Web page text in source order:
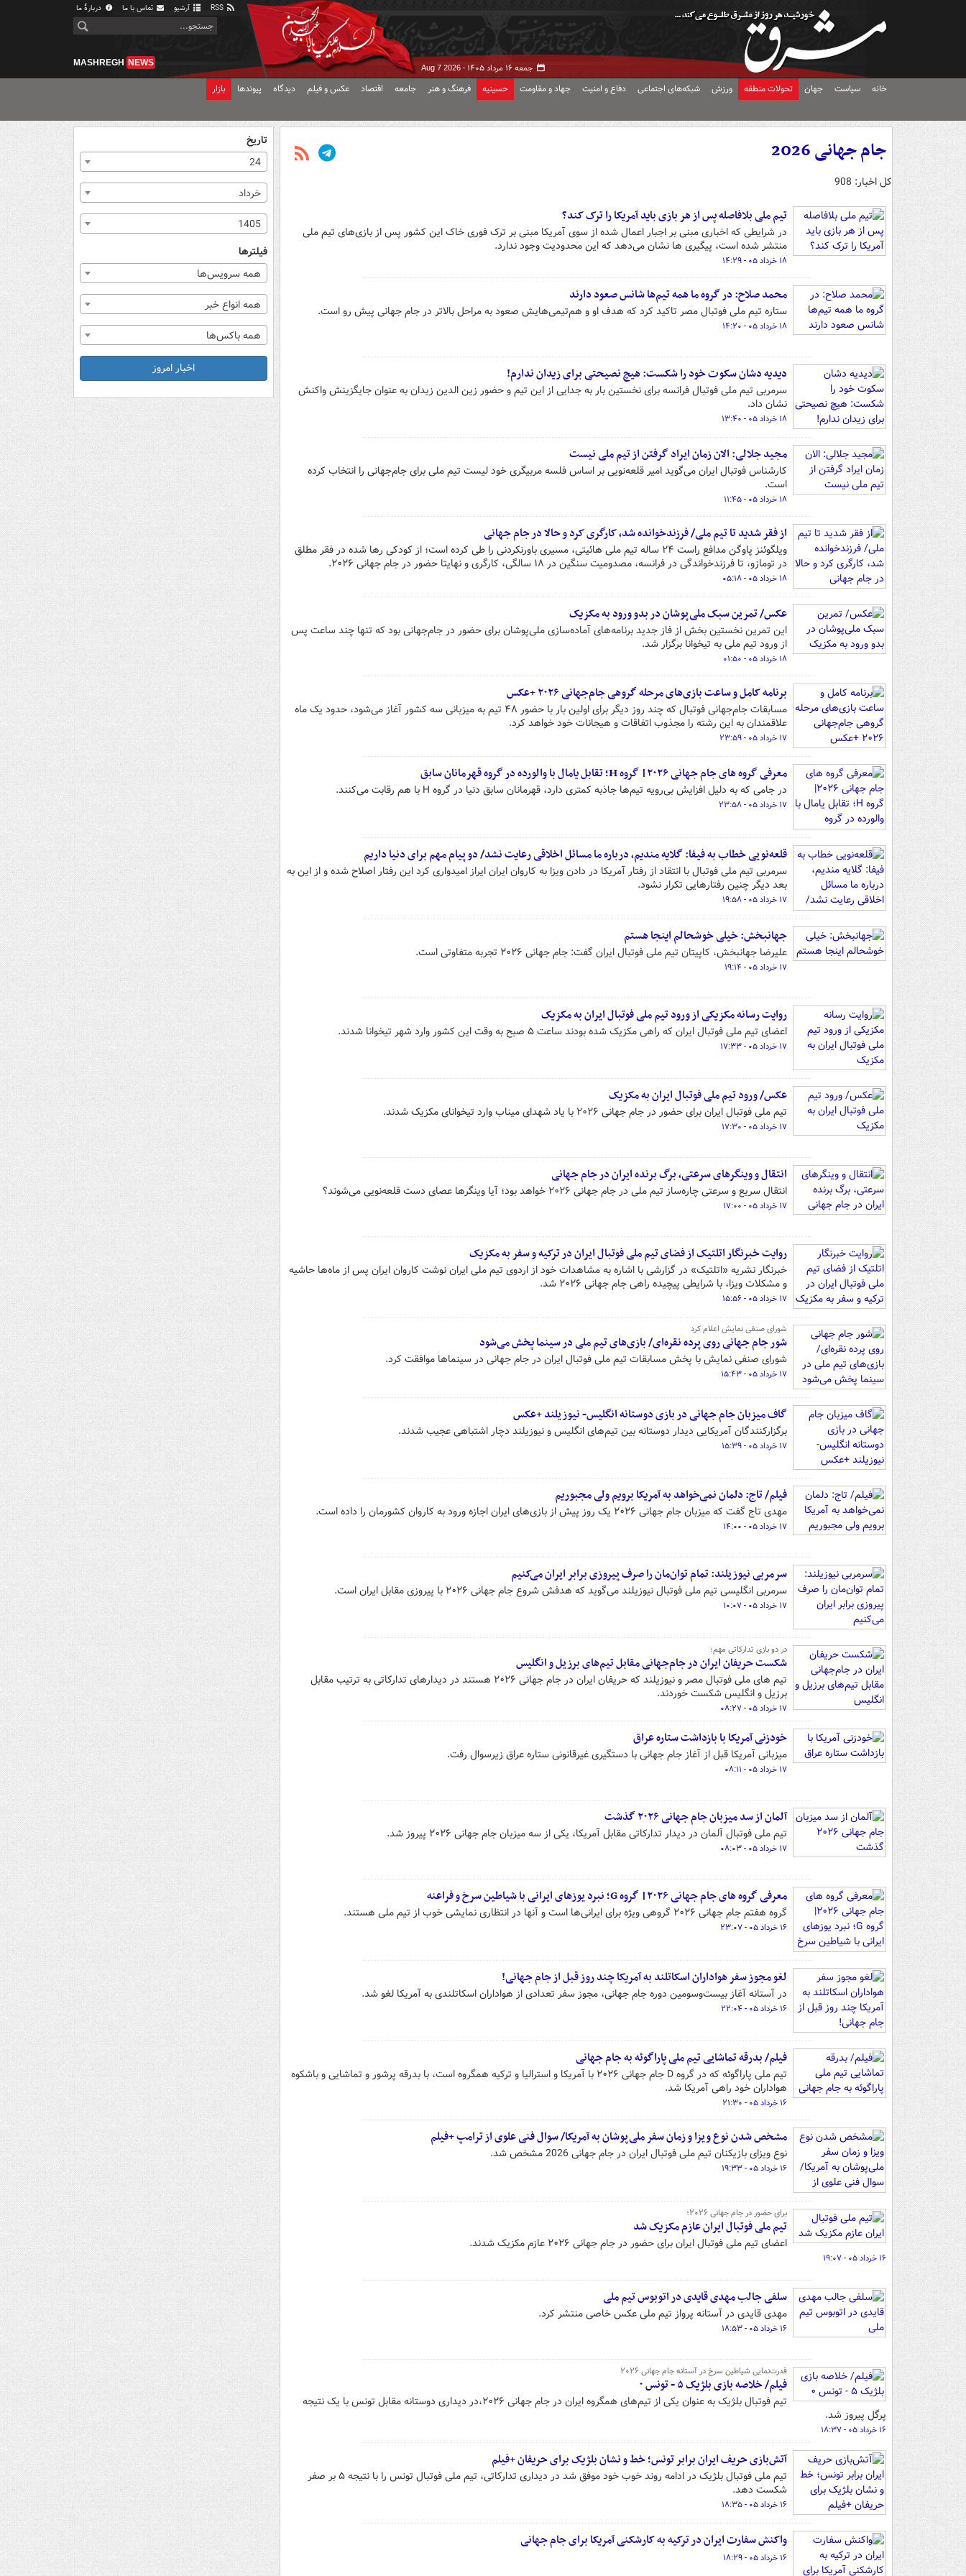
آرشیو تماس با ما دربارهٔ ما
جمعه ۱۶ مرداد ۱۴۰۵ - Aug 7 2026
MASHREGH NEWS
خانه سیاست جهان تحولات منطقه ورزش شبکه‌های اجتماعی دفاع و امنیت جهاد و مقاومت حسینیه فرهنگ و هنر جامعه اقتصاد عکس و فیلم دیدگاه پیوندها بازار
جام جهانی 2026
کل اخبار: 908
تیم ملی بلافاصله پس از هر بازی باید آمریکا را ترک کند؟
در شرایطی که اخباری مبنی بر اجبار اعمال شده از سوی آمریکا مبنی بر ترک فوری خاک این کشور پس از بازی‌های تیم ملی
منتشر شده است، پیگیری ها نشان می‌دهد که این محدودیت وجود ندارد.
۱۸ خرداد ۰۵ - ۱۴:۲۹
محمد صلاح: در گروه ما همه تیم‌ها شانس صعود دارند
ستاره تیم ملی فوتبال مصر تاکید کرد که هدف او و هم‌تیمی‌هایش صعود به مراحل بالاتر در جام جهانی پیش رو است.
۱۸ خرداد ۰۵ - ۱۴:۲۰
دیدیه دشان سکوت خود را شکست: هیچ نصیحتی برای زیدان ندارم!
سرمربی تیم ملی فوتبال فرانسه برای نخستین بار به جدایی از این تیم و حضور زین الدین زیدان به عنوان جایگزینش واکنش
نشان داد.
۱۸ خرداد ۰۵ - ۱۳:۴۰
مجید جلالی: الان زمان ایراد گرفتن از تیم ملی نیست
کارشناس فوتبال ایران می‌گوید امیر قلعه‌نویی بر اساس فلسه مربیگری خود لیست تیم ملی برای جام‌جهانی را انتخاب کرده
است.
۱۸ خرداد ۰۵ - ۱۱:۴۵
از فقر شدید تا تیم ملی/ فرزندخوانده شد، کارگری کرد و حالا در جام جهانی
ویلگوئنز پاوگن مدافع راست ۲۴ ساله تیم ملی هائیتی، مسیری باورنکردنی را طی کرده است؛ از کودکی رها شده در فقر مطلق
در تومازو، تا فرزندخواندگی در فرانسه، مصدومیت سنگین در ۱۸ سالگی، کارگری و نهایتا حضور در جام جهانی ۲۰۲۶.
۱۸ خرداد ۰۵ - ۰۵:۱۸
عکس/ تمرین سبک ملی‌پوشان در بدو ورود به مکزیک
این تمرین نخستین بخش از فاز جدید برنامه‌های آماده‌سازی ملی‌پوشان برای حضور در جام‌جهانی بود که تنها چند ساعت پس
از ورود تیم ملی به تیخوانا برگزار شد.
۱۸ خرداد ۰۵ - ۰۱:۵۰
برنامه کامل و ساعت بازی‌های مرحله گروهی جام‌جهانی ۲۰۲۶ +عکس
مسابقات جام‌جهانی فوتبال که چند روز دیگر برای اولین بار با حضور ۴۸ تیم به میزبانی سه کشور آغاز می‌شود، حدود یک ماه
علاقمندان به این رشته را مجذوب اتفاقات و هیجانات خود خواهد کرد.
۱۷ خرداد ۰۵ - ۲۳:۵۹
معرفی گروه های جام جهانی ۲۰۲۶| گروه H؛ تقابل یامال با والورده در گروه قهرمانان سابق
در جامی که به دلیل افزایش بی‌رویه تیم‌ها جاذبه کمتری دارد، قهرمانان سابق دنیا در گروه H با هم رقابت می‌کنند.
۱۷ خرداد ۰۵ - ۲۳:۵۸
قلعه‌نویی خطاب به فیفا: گلایه مندیم، درباره ما مسائل اخلاقی رعایت نشد/ دو پیام مهم برای دنیا داریم
سرمربی تیم ملی فوتبال با انتقاد از رفتار آمریکا در دادن ویزا به کاروان ایران ایراز امیدواری کرد این رفتار اصلاح شده و از این به
بعد دیگر چنین رفتارهایی تکرار نشود.
۱۷ خرداد ۰۵ - ۱۹:۵۸
جهانبخش: خیلی خوشحالم اینجا هستم
علیرضا جهانبخش، کاپیتان تیم ملی فوتبال ایران گفت: جام جهانی ۲۰۲۶ تجربه متفاوتی است.
۱۷ خرداد ۰۵ - ۱۹:۱۴
روایت رسانه مکزیکی از ورود تیم ملی فوتبال ایران به مکزیک
اعضای تیم ملی فوتبال ایران که راهی مکزیک شده بودند ساعت ۵ صبح به وقت این کشور وارد شهر تیخوانا شدند.
۱۷ خرداد ۰۵ - ۱۷:۳۳
عکس/ ورود تیم ملی فوتبال ایران به مکزیک
تیم ملی فوتبال ایران برای حضور در جام جهانی ۲۰۲۶ با یاد شهدای میناب وارد تیخوانای مکزیک شدند.
۱۷ خرداد ۰۵ - ۱۷:۳۰
انتقال و وینگرهای سرعتی، برگ برنده ایران در جام جهانی
انتقال سریع و سرعتی چاره‌ساز تیم ملی در جام جهانی ۲۰۲۶ خواهد بود؛ آیا وینگرها عصای دست قلعه‌نویی می‌شوند؟
۱۷ خرداد ۰۵ - ۱۷:۰۰
روایت خبرنگار اتلتیک از فضای تیم ملی فوتبال ایران در ترکیه و سفر به مکزیک
خبرنگار نشریه «اتلتیک» در گزارشی با اشاره به مشاهدات خود از اردوی تیم ملی ایران نوشت کاروان ایران پس از ماه‌ها حاشیه
و مشکلات ویزا، با شرایطی پیچیده راهی جام جهانی ۲۰۲۶ شد.
۱۷ خرداد ۰۵ - ۱۵:۵۶
شورای صنفی نمایش اعلام کرد
شور جام جهانی روی پرده نقره‌ای/ بازی‌های تیم ملی در سینما پخش می‌شود
شورای صنفی نمایش با پخش مسابقات تیم ملی فوتبال ایران در جام جهانی در سینماها موافقت کرد.
۱۷ خرداد ۰۵ - ۱۵:۴۳
گاف میزبان جام جهانی در بازی دوستانه انگلیس- نیوزیلند +عکس
برگزارکنندگان آمریکایی دیدار دوستانه بین تیم‌های انگلیس و نیوزیلند دچار اشتباهی عجیب شدند.
۱۷ خرداد ۰۵ - ۱۵:۳۹
فیلم/ تاج: دلمان نمی‌خواهد به آمریکا برویم ولی مجبوریم
مهدی تاج گفت که میزبان جام جهانی ۲۰۲۶ یک روز پیش از بازی‌های ایران اجازه ورود به کاروان کشورمان را داده است.
۱۷ خرداد ۰۵ - ۱۴:۰۰
سرمربی نیوزیلند: تمام توان‌مان را صرف پیروزی برابر ایران می‌کنیم
سرمربی انگلیسی تیم ملی فوتبال نیوزیلند می‌گوید که هدفش شروع جام جهانی ۲۰۲۶ با پیروزی مقابل ایران است.
۱۷ خرداد ۰۵ - ۱۰:۰۷
در دو بازی تدارکاتی مهم؛
شکست حریفان ایران در جام‌جهانی مقابل تیم‌های برزیل و انگلیس
تیم های ملی فوتبال مصر و نیوزیلند که حریفان ایران در جام جهانی ۲۰۲۶ هستند در دیدارهای تدارکاتی به ترتیب مقابل
برزیل و انگلیس شکست خوردند.
۱۷ خرداد ۰۵ - ۰۸:۲۷
خودزنی آمریکا با بازداشت ستاره عراق
میزبانی آمریکا قبل از آغاز جام جهانی با دستگیری غیرقانونی ستاره عراق زیرسوال رفت.
۱۷ خرداد ۰۵ - ۰۸:۱۱
آلمان از سد میزبان جام جهانی ۲۰۲۶ گذشت
تیم ملی فوتبال آلمان در دیدار تدارکاتی مقابل آمریکا، یکی از سه میزبان جام جهانی ۲۰۲۶ پیروز شد.
۱۷ خرداد ۰۵ - ۰۸:۰۳
معرفی گروه های جام جهانی ۲۰۲۶| گروه G؛ نبرد یوزهای ایرانی با شیاطین سرخ و فراعنه
گروه هفتم جام جهانی ۲۰۲۶ گروهی ویژه برای ایرانی‌ها است و آنها در انتظاری نمایشی خوب از تیم ملی هستند.
۱۶ خرداد ۰۵ - ۲۳:۰۷
لغو مجوز سفر هواداران اسکاتلند به آمریکا چند روز قبل از جام جهانی!
در آستانه آغاز بیست‌وسومین دوره جام جهانی، مجوز سفر تعدادی از هواداران اسکاتلندی به آمریکا لغو شد.
۱۶ خرداد ۰۵ - ۲۲:۰۴
فیلم/ بدرقه تماشایی تیم ملی پاراگوئه به جام جهانی
تیم ملی پاراگوئه که در گروه D جام جهانی ۲۰۲۶ با آمریکا و استرالیا و ترکیه همگروه است، با بدرقه پرشور و تماشایی و باشکوه
هواداران خود راهی آمریکا شد.
۱۶ خرداد ۰۵ - ۲۱:۳۰
مشخص شدن نوع ویزا و زمان سفر ملی‌پوشان به آمریکا/ سوال فنی علوی از ترامپ +فیلم
نوع ویزای بازیکنان تیم ملی فوتبال ایران در جام جهانی 2026 مشخص شد.
۱۶ خرداد ۰۵ - ۱۹:۳۳
برای حضور در جام جهانی ۲۰۲۶؛
تیم ملی فوتبال ایران عازم مکزیک شد
اعضای تیم ملی فوتبال ایران برای حضور در جام جهانی ۲۰۲۶ عازم مکزیک شدند.
۱۶ خرداد ۰۵ - ۱۹:۰۷
سلفی جالب مهدی قایدی در اتوبوس تیم ملی
مهدی قایدی در آستانه پرواز تیم ملی عکس خاصی منتشر کرد.
۱۶ خرداد ۰۵ - ۱۸:۵۳
قدرت‌نمایی شیاطین سرخ در آستانه جام جهانی ۲۰۲۶
فیلم/ خلاصه بازی بلژیک ۵ - تونس ۰
تیم فوتبال بلژیک به عنوان یکی از تیم‌های همگروه ایران در جام جهانی ۲۰۲۶،در دیداری دوستانه مقابل تونس با یک نتیجه
پرگل پیروز شد.
۱۶ خرداد ۰۵ - ۱۸:۳۷
آتش‌بازی حریف ایران برابر تونس؛ خط‌ و نشان بلژیک برای حریفان +فیلم
تیم ملی فوتبال بلژیک در ادامه روند خوب خود موفق شد در دیداری تدارکاتی، تیم ملی فوتبال تونس را با نتیجه ۵ بر صفر
شکست دهد.
۱۶ خرداد ۰۵ - ۱۸:۳۵
واکنش سفارت ایران در ترکیه به کارشکنی آمریکا برای جام جهانی
۱۶ خرداد ۰۵ - ۱۸:۲۹
تاریخ
24
خرداد
1405
فیلترها
همه سرویس‌ها
همه انواع خبر
همه باکس‌ها
اخبار امروز